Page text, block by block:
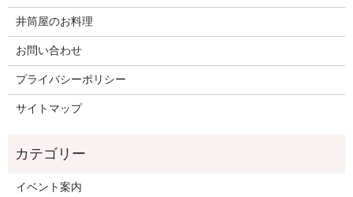
井筒屋のお料理
お問い合わせ
プライバシーポリシー
サイトマップ
イベント案内